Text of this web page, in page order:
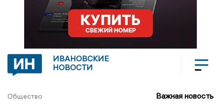
ИВАНОВСКИЕ
НОВОСТИ
Общество Важная новость